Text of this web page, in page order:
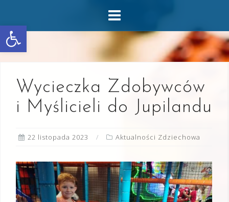
Otwórz pasek narzędzi
content
Wycieczka Zdobywców
i Myślicieli do Jupilandu
22 listopada 2023 Aktualności Zdziechowa